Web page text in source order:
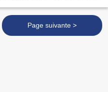
Page suivante >